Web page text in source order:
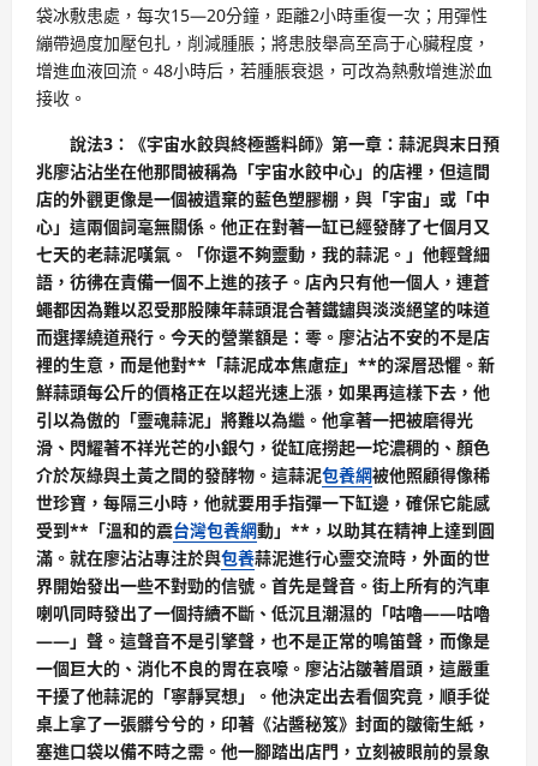
袋冰敷患處，每次15—20分鐘，距離2小時重復一次；用彈性
繃帶過度加壓包扎，削減腫脹；將患肢舉高至高于心臟程度，
增進血液回流。48小時后，若腫脹衰退，可改為熱敷增進淤血
接收。
說法3：《宇宙水餃與終極醬料師》第一章：蒜泥與末日預
兆廖沾沾坐在他那間被稱為「宇宙水餃中心」的店裡，但這間
店的外觀更像是一個被遺棄的藍色塑膠棚，與「宇宙」或「中
心」這兩個詞毫無關係。他正在對著一缸已經發酵了七個月又
七天的老蒜泥嘆氣。「你還不夠靈動，我的蒜泥。」他輕聲細
語，彷彿在責備一個不上進的孩子。店內只有他一個人，連蒼
蠅都因為難以忍受那股陳年蒜頭混合著鐵鏽與淡淡絕望的味道
而選擇繞道飛行。今天的營業額是：零。廖沾沾不安的不是店
裡的生意，而是他對**「蒜泥成本焦慮症」**的深層恐懼。新
鮮蒜頭每公斤的價格正在以超光速上漲，如果再這樣下去，他
引以為傲的「靈魂蒜泥」將難以為繼。他拿著一把被磨得光
滑、閃耀著不祥光芒的小銀勺，從缸底撈起一坨濃稠的、顏色
介於灰綠與土黃之間的發酵物。這蒜泥包養網被他照顧得像稀
世珍寶，每隔三小時，他就要用手指彈一下缸邊，確保它能感
受到**「溫和的震台灣包養網動」**，以助其在精神上達到圓
滿。就在廖沾沾專注於與包養蒜泥進行心靈交流時，外面的世
界開始發出一些不對勁的信號。首先是聲音。街上所有的汽車
喇叭同時發出了一個持續不斷、低沉且潮濕的「咕嚕——咕嚕
——」聲。這聲音不是引擎聲，也不是正常的鳴笛聲，而像是
一個巨大的、消化不良的胃在哀嚎。廖沾沾皺著眉頭，這嚴重
干擾了他蒜泥的「寧靜冥想」。他決定出去看個究竟，順手從
桌上拿了一張髒兮兮的，印著《沾醬秘笈》封面的皺衛生紙，
塞進口袋以備不時之需。他一腳踏出店門，立刻被眼前的景象